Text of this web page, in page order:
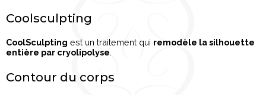
Coolsculpting
CoolSculpting est un traitement qui remodèle la silhouette
entière par cryolipolyse.
Contour du corps